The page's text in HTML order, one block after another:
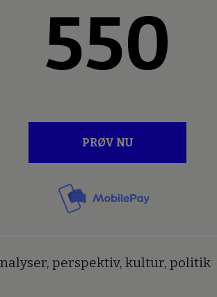
550
PRØV NU
perspektiv, kultur, politik